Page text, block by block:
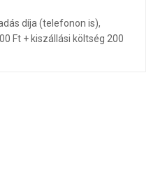
díja (telefonon is),
Ft + kiszállási költség 200